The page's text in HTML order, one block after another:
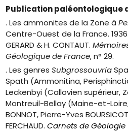
Publication paléontologique
. Les ammonites de la Zone à
Centre-Ouest de la France.
GERARD & H. CONTAUT.
Géologique de France, n° 29.
. Les genresSubgrossouvria
Spath (Ammonitina,
Leckenbyi (Callovien supérieur,
Montreuil-Bellay (Maine-et-Loire,
BONNOT, Pierre-Yves
FERCHAUD.Carnets de